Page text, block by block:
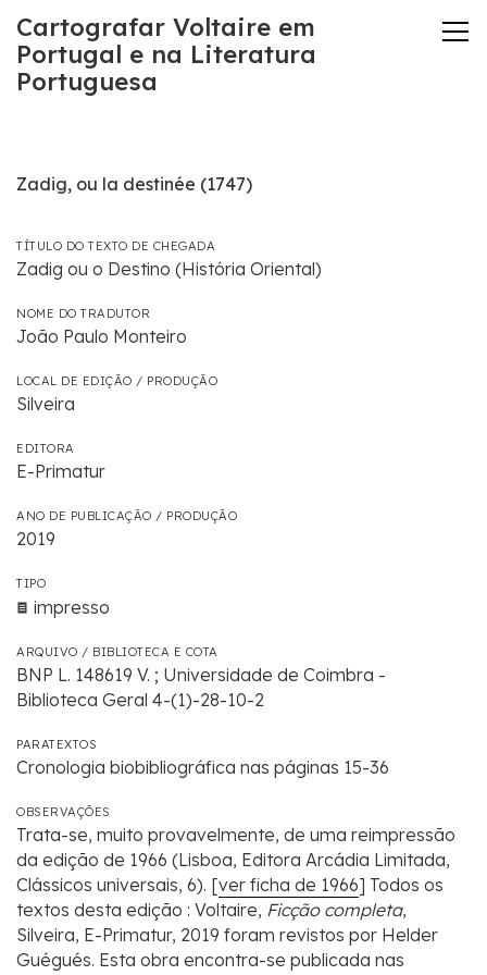
Cartografar Voltaire em
Portugal e na Literatura
Portuguesa
Zadig, ou la destinée (1747)
TÍTULO DO TEXTO DE CHEGADA
Zadig ou o Destino (História Oriental)
NOME DO TRADUTOR
João Paulo Monteiro
LOCAL DE EDIÇÃO / PRODUÇÃO
Silveira
EDITORA
E-Primatur
ANO DE PUBLICAÇÃO / PRODUÇÃO
2019
TIPO
impresso
ARQUIVO / BIBLIOTECA E COTA
BNP L. 148619 V. ; Universidade de Coimbra -
Biblioteca Geral 4-(1)-28-10-2
PARATEXTOS
Cronologia biobibliográfica nas páginas 15-36
OBSERVAÇÕES
Trata-se, muito provavelmente, de uma reimpressão
da edição de 1966 (Lisboa, Editora Arcádia Limitada,
Clássicos universais, 6). [ver ficha de 1966] Todos os
textos desta edição : Voltaire, Ficção completa,
Silveira, E-Primatur, 2019 foram revistos por Helder
Guégués. Esta obra encontra-se publicada nas